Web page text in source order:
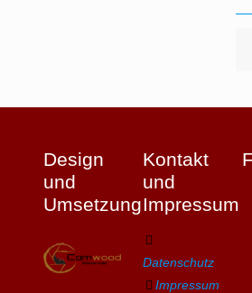
Design
und
Umsetzung
Kontakt
und
Impressum
Datenschutz
Impressum